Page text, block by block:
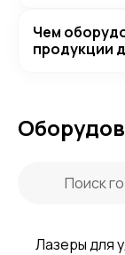
Чем
продукции
Лазеры для